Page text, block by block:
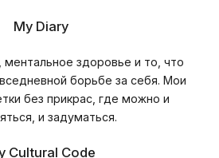
My Diary
ментальное здоровье и то, что
борьбе за себя. Мои
без прикрас, где можно и
и задуматься.
Cultural Code